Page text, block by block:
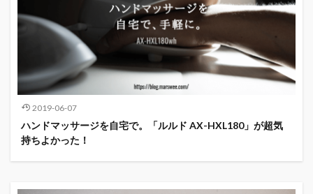
2019-06-07
ハンドマッサージを自宅で。「ルルド AX-HXL180」が超気
持ちよかった！